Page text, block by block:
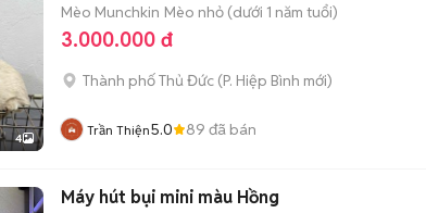
4
Mèo Munchkin Mèo nhỏ (dưới 1 năm tuổi)
3.000.000 đ
Thành phố Thủ Đức (P. Hiệp Bình mới)
Trần Thiện5.0 89 đã bán
Máy hút bụi mini màu Hồng